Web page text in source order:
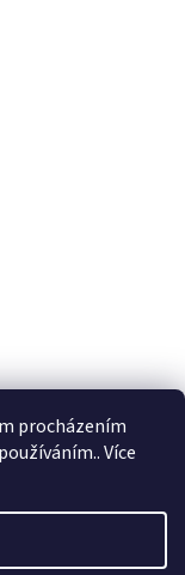
procházením
Více